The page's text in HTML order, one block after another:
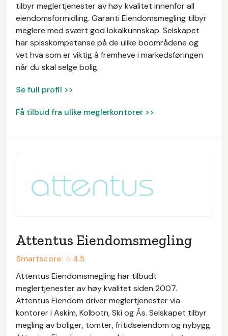
tilbyr meglertjenester av høy kvalitet innenfor all
eiendomsformidling. Garanti Eiendomsmegling tilbyr
meglere med svært god lokalkunnskap. Selskapet
har spisskompetanse på de ulike boområdene og
vet hva som er viktig å fremheve i markedsføringen
når du skal selge bolig.
Se full profil >>
Få tilbud fra ulike meglerkontorer >>
Attentus Eiendomsmegling
Smartscore: ☆4.5
Attentus Eiendomsmegling har tilbudt
meglertjenester av høy kvalitet siden 2007.
Attentus Eiendom driver meglertjenester via
kontorer i Askim, Kolbotn, Ski og Ås. Selskapet tilbyr
megling av boliger, tomter, fritidseiendom og nybygg.